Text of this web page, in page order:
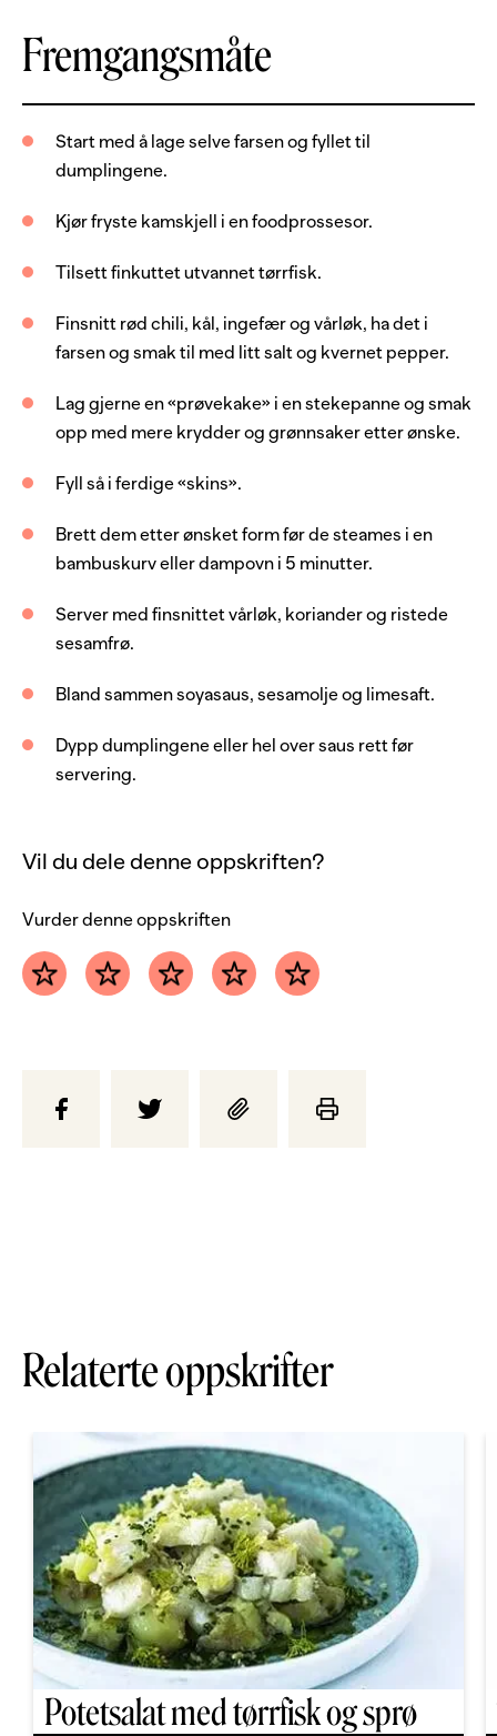
Porsjoner
150 g
fryste kamskjell
150 g
tørrfisk, utvannet og renset
1 pk
dumpling/gyoza skin
ingefær, frisk
1 lime
Saus
1 dl
soyasaus
1 ss
sesamolje
1 ss
limesaft
sesamfrø
Fremgangsmåte
Start med å lage selve farsen og fyllet til
dumplingene.
Kjør fryste kamskjell i en foodprossesor.
Tilsett finkuttet utvannet tørrfisk.
Finsnitt rød chili, kål, ingefær og vårløk, ha det i
farsen og smak til med litt salt og kvernet pepper.
Lag gjerne en «prøvekake» i en stekepanne og smak
opp med mere krydder og grønnsaker etter ønske.
Fyll så i ferdige «skins».
Brett dem etter ønsket form før de steames i en
bambuskurv eller dampovn i 5 minutter.
Server med finsnittet vårløk, koriander og ristede
sesamfrø.
Bland sammen soyasaus, sesamolje og limesaft.
Dypp dumplingene eller hel over saus rett før
servering.
Vil du dele denne oppskriften?
Vurder denne oppskriften
Relaterte oppskrifter
Potetsalat med tørrfisk og sprø